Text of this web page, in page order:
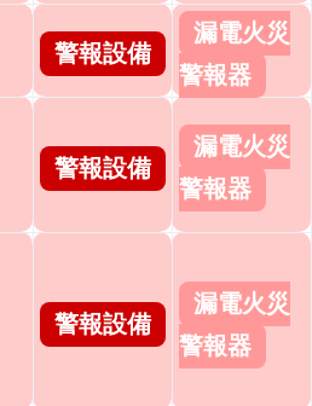
警報設備
漏電火災
警報器
警報設備
漏電火災
警報器
警報設備
漏電火災
警報器